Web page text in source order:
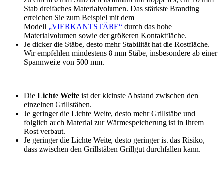
Stab dreifaches Materialvolumen. Das stärkste Branding
erreichen Sie zum Beispiel mit dem
Modell „VIERKANTSTÄBE“ durch das hohe
Materialvolumen sowie der größeren Kontaktfläche.
Je dicker die Stäbe, desto mehr Stabilität hat die Rostfläche.
Wir empfehlen mindestens 8 mm Stäbe, insbesondere ab einer
Spannweite von 500 mm.
Die Lichte Weite ist der kleinste Abstand zwischen den
einzelnen Grillstäben.
Je geringer die Lichte Weite, desto mehr Grillstäbe und
folglich auch Material zur Wärmespeicherung ist in Ihrem
Rost verbaut.
Je geringer die Lichte Weite, desto geringer ist das Risiko,
dass zwischen den Grillstäben Grillgut durchfallen kann.